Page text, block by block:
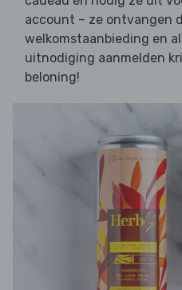
account – ze ontvangen
welkomstaanbieding en
uitnodiging aanmelden
beloning!